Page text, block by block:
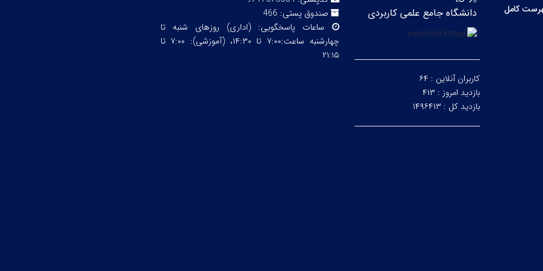
کامل
دانشگاه جامع علمی کاربردی
کاربران آنلاین : ۶۴
بازدید امروز : ۴۱۳
بازدید کل : ۱۴۹۶۴۱۳
صندوق پستی: 466
ساعات پاسخگویی: (اداری) روزهای شنبه تا
چهارشنبه ساعت:۷:۰۰ تا ۱۴:۳۰، (آموزشی): ۷:۰۰ تا
۲۱:۱۵